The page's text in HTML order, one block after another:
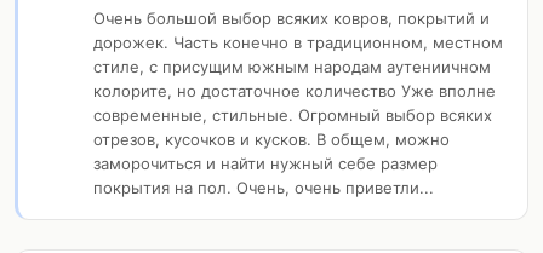
Очень большой выбор всяких ковров, покрытий и
дорожек. Часть конечно в традиционном, местном
стиле, с присущим южным народам аутениичном
колорите, но достаточное количество Уже вполне
современные, стильные. Огромный выбор всяких
отрезов, кусочков и кусков. В общем, можно
заморочиться и найти нужный себе размер
покрытия на пол. Очень, очень приветли...